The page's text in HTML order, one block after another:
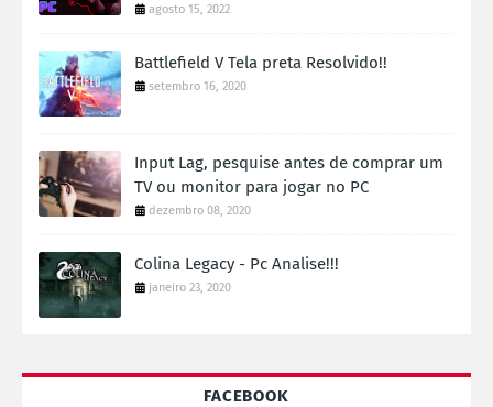
agosto 15, 2022
Battlefield V Tela preta Resolvido!!
setembro 16, 2020
Input Lag, pesquise antes de comprar um
TV ou monitor para jogar no PC
dezembro 08, 2020
Colina Legacy - Pc Analise!!!
janeiro 23, 2020
FACEBOOK